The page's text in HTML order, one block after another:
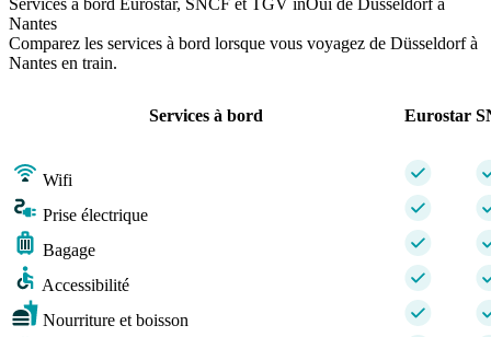
Services à bord Eurostar, SNCF et TGV inOui de Düsseldorf à
Nantes
Comparez les services à bord lorsque vous voyagez de Düsseldorf à
Nantes en train.
Services à bord Eurostar
Wifi
Prise électrique
Bagage
Accessibilité
Nourriture et boisson